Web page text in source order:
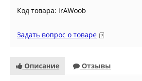
Код товара: irAWoob
Задать вопрос о товаре
Описание Отзывы